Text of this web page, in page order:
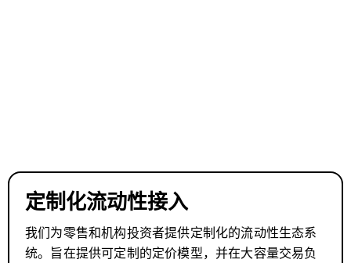
定制化流动性接入
我们为零售和机构投资者提供定制化的流动性生态系
统。旨在提供可定制的定价模型，并在大容量交易负